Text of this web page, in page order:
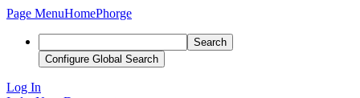
Page MenuHomePhorge
Search
Configure Global Search
Log In